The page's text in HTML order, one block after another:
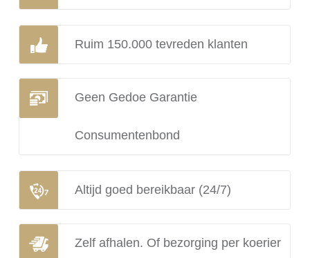
Ruim 150.000 tevreden klanten
Geen Gedoe Garantie
Consumentenbond
Altijd goed bereikbaar (24/7)
Zelf afhalen. Of bezorging per koerier